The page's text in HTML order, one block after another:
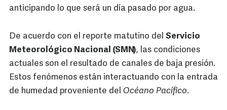
anticipando lo que será un día pasado por agua.
De acuerdo con el reporte matutino del Servicio
Meteorológico Nacional (SMN), las condiciones
actuales son el resultado de canales de baja presión.
Estos fenómenos están interactuando con la entrada
de humedad proveniente del Océano Pacífico.